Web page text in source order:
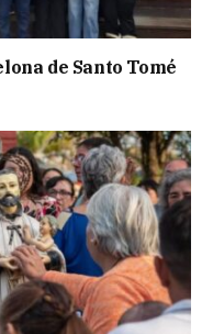
de Santo Tomé